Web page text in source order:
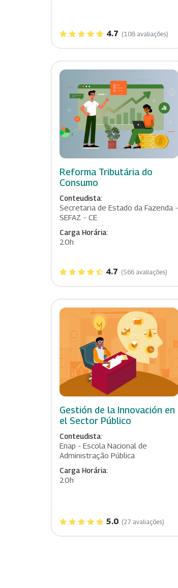
4.7 (108 avaliações)
Reforma Tributária do
Consumo
Conteudista:
Secretaria de Estado da Fazenda -
SEFAZ - CE
Carga Horária:
20h
4.7 (566 avaliações)
Gestión de la Innovación en
el Sector Público
Conteudista:
Enap - Escola Nacional de
Administração Pública
Carga Horária:
20h
5.0 (27 avaliações)